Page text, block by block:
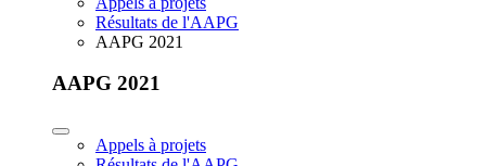
Résultats de l'AAPG
AAPG 2021
AAPG 2021
Appels à projets